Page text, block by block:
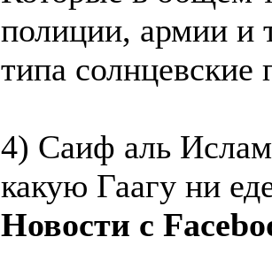
полиции, армии и
типа
4) Саиф аль
какую Гаагу ни
Новости с